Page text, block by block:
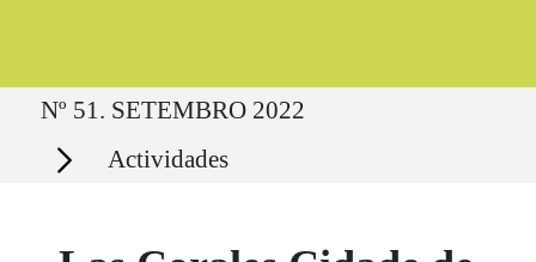
Ruta del sitio
Nº 51. SETEMBRO 2022
Secciones Actividades